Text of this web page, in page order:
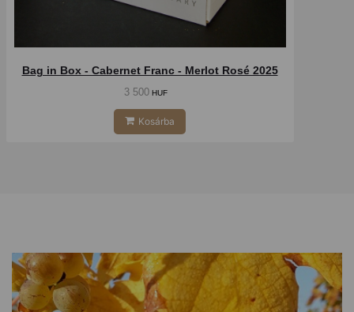
Bag in Box - Cabernet Franc - Merlot Rosé 2025
3 500 HUF
Kosárba